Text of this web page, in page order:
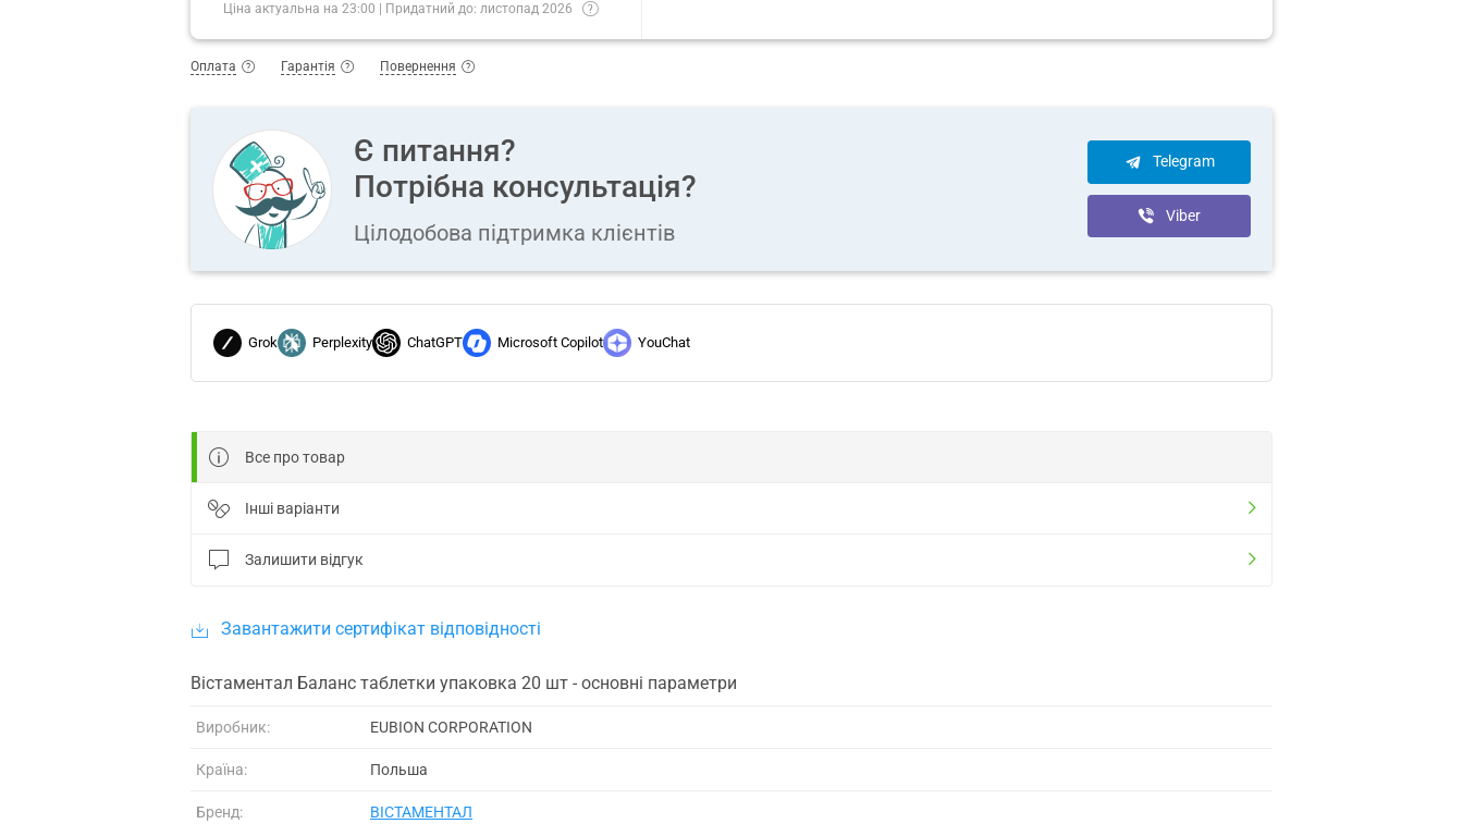
Ціна актуальна на 23:00 | Придатний до: листопад 2026
Оплата Гарантія Повернення
Є питання?
Потрібна консультація?
Цілодобова підтримка клієнтів
Telegram
Viber
Grok Perplexity ChatGPT Microsoft Copilot YouChat
Все про товар
Інші варіанти
Залишити відгук
Завантажити сертифікат відповідності
Вістаментал Баланс таблетки упаковка 20 шт - основні параметри
Виробник: EUBION CORPORATION
Країна: Польша
Бренд: ВІСТАМЕНТАЛ